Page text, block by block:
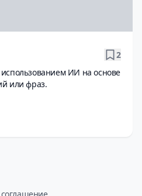
2
ИИ на основе
или фраз.